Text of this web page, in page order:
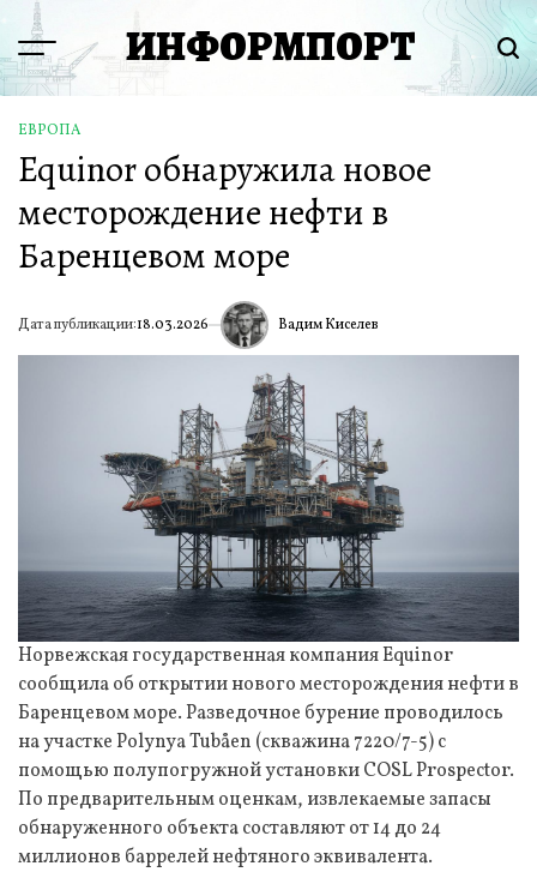
Перейти
содержимому
Menu ИНФОРМПОРТ
ОПУБЛИКОВАНО
В
ЕВРОПА
Equinor обнаружила новое
месторождение нефти в
Баренцевом море
Дата публикации:18.03.2026 ИА Вадим Киселев
Норвежская государственная компания Equinor
сообщила об открытии нового месторождения нефти в
Баренцевом море. Разведочное бурение проводилось
на участке Polynya Tubåen (скважина 7220/7-5) с
помощью полупогружной установки COSL Prospector.
По предварительным оценкам, извлекаемые запасы
обнаруженного объекта составляют от 14 до 24
миллионов баррелей нефтяного эквивалента.